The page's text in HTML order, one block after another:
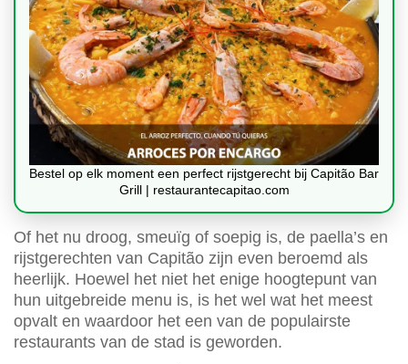
Bestel op elk moment een perfect rijstgerecht bij Capitão Bar
Grill | restaurantecapitao.com
Of het nu droog, smeuïg of soepig is, de paella’s en
rijstgerechten van Capitão zijn even beroemd als
heerlijk. Hoewel het niet het enige hoogtepunt van
hun uitgebreide menu is, is het wel wat het meest
opvalt en waardoor het een van de populairste
restaurants van de stad is geworden.